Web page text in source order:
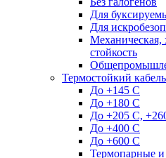
Для
Для
Механическая,
стойкость
Термостойкий кабель
До +145 С
До +180 C
До +205 С,
До +400 C
До +600 С
Термопарные